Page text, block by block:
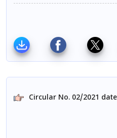
Circular No. 02/2021